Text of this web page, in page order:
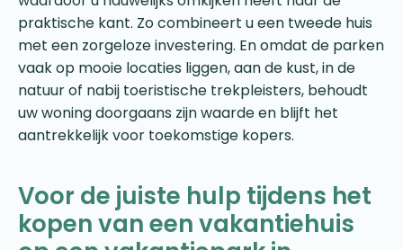
praktische kant. Zo combineert u een tweede huis
met een zorgeloze investering. En omdat de parken
vaak op mooie locaties liggen, aan de kust, in de
natuur of nabij toeristische trekpleisters, behoudt
uw woning doorgaans zijn waarde en blijft het
aantrekkelijk voor toekomstige kopers.
Voor de juiste hulp tijdens het
kopen van een vakantiehuis